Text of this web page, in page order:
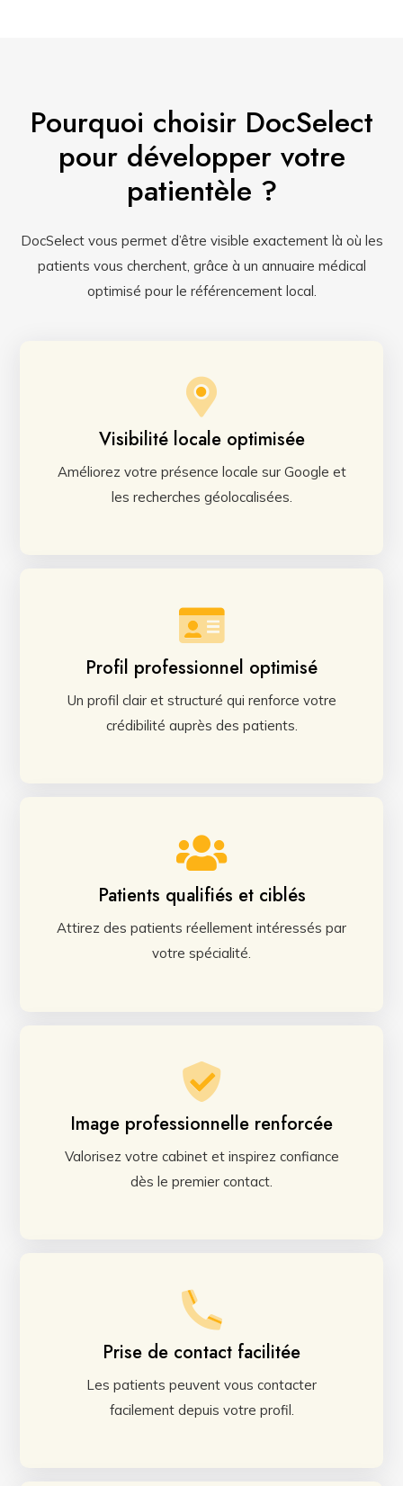
Pourquoi choisir DocSelect
pour développer votre
patientèle ?
DocSelect vous permet d’être visible exactement là où les
patients vous cherchent, grâce à un annuaire médical
optimisé pour le référencement local.
Visibilité locale optimisée
Améliorez votre présence locale sur Google et
les recherches géolocalisées.
Profil professionnel optimisé
Un profil clair et structuré qui renforce votre
crédibilité auprès des patients.
Patients qualifiés et ciblés
Attirez des patients réellement intéressés par
votre spécialité.
Image professionnelle renforcée
Valorisez votre cabinet et inspirez confiance
dès le premier contact.
Prise de contact facilitée
Les patients peuvent vous contacter
facilement depuis votre profil.